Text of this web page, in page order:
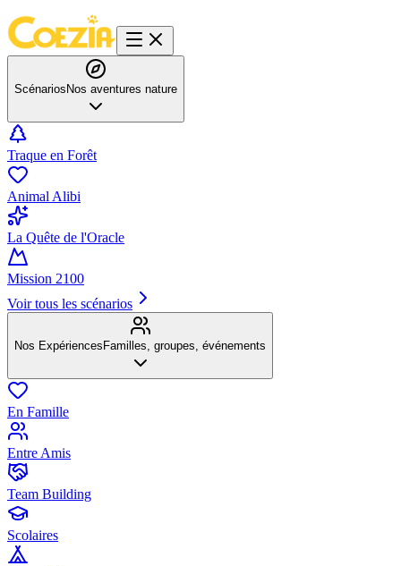
Scénarios Nos aventures nature
Traque en Forêt
Animal Alibi
La Quête de l'Oracle
Mission 2100
Voir tous les scénarios
Nos Expériences Familles, groupes, événements
En Famille
Entre Amis
Team Building
Scolaires